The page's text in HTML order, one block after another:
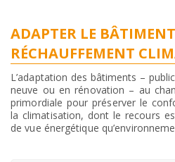
ADAPTER LE
RÉCHAUFFEMENT
L’adaptation des bâtiments –
neuve ou en rénovation – au
primordiale pour préserver le
la climatisation, dont le recours
de vue énergétique